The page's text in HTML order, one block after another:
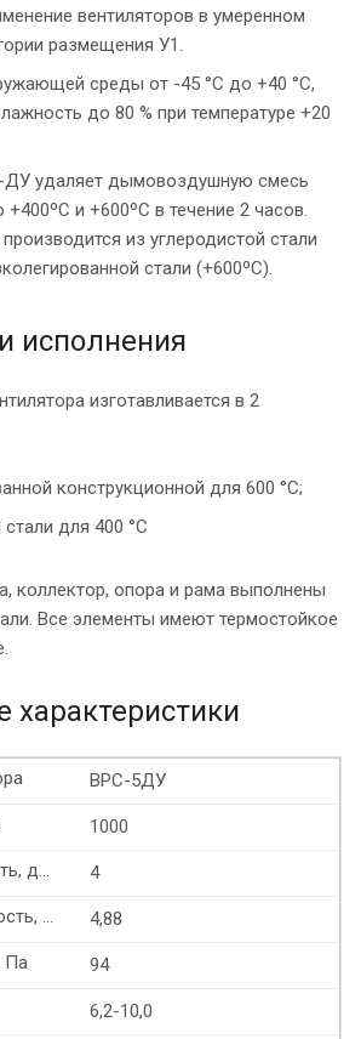
вентиляторов в умеренном
размещения У1.
среды от -45 °С до +40 °С,
до 80 % при температуре +20
ДУ удаляет дымовоздушную смесь
+400ºС и +600ºС в течение 2 часов.
из углеродистой стали
стали (+600ºС).
исполнения
изготавливается в 2
конструкционной для 600 °С;
стали для 400 °С
коллектор, опора и рама выполнены
Все элементы имеют термостойкое
характеристики
ВРС-5ДУ
1000
4
Звуковая мощность, дБ(А)
4,88
Производи-тельность, тыс. м³/час
94
Па
6,2-10,0